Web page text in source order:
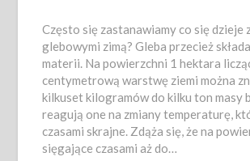
Często się zastanawiamy co się dzieje
glebowymi zimą? Gleba przecież
materii. Na powierzchni 1 hektara
centymetrową warstwę ziemi można
kilkuset kilogramów do kilku ton masy
reagują one na zmiany temperaturę,
czasami skrajne. Zdąża się, że na
sięgające czasami aż do…